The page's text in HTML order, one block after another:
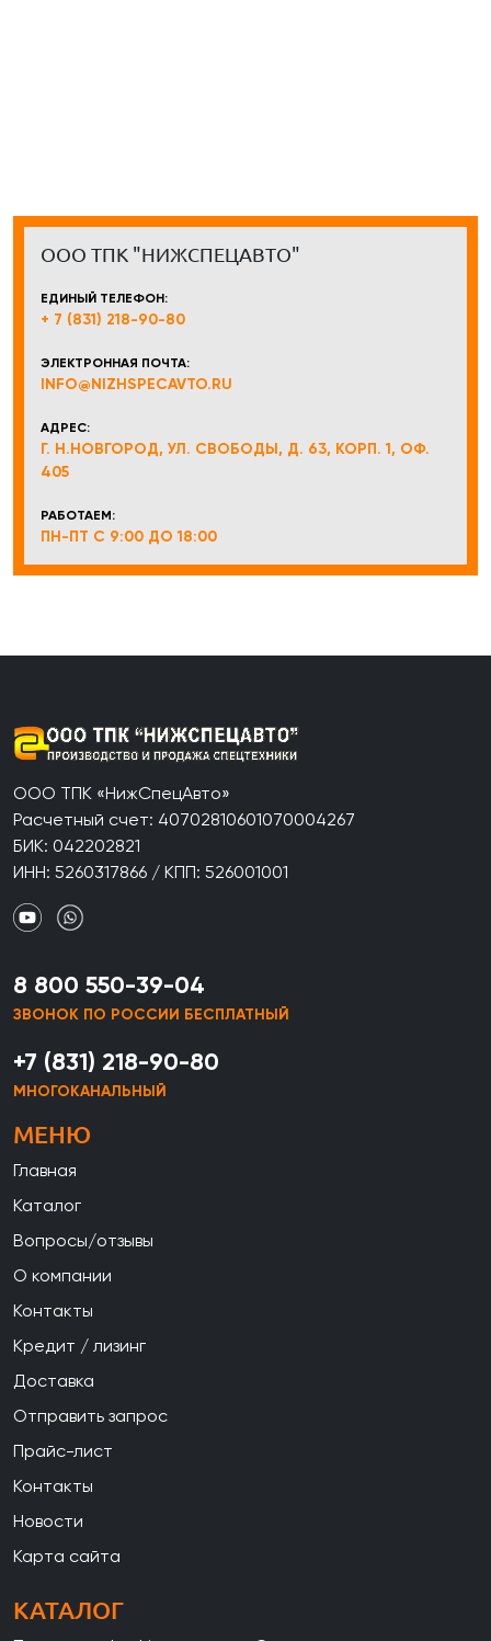
ООО ТПК "НИЖСПЕЦАВТО"
ЕДИНЫЙ ТЕЛЕФОН:
+ 7 (831) 218-90-80
ЭЛЕКТРОННАЯ ПОЧТА:
INFO@NIZHSPECAVTO.RU
АДРЕС:
Г. Н.НОВГОРОД, УЛ. СВОБОДЫ, Д. 63, КОРП. 1, ОФ.
405
РАБОТАЕМ:
ПН-ПТ С 9:00 ДО 18:00
ООО ТПК «НижСпецАвто»
Расчетный счет: 40702810601070004267
БИК: 042202821
ИНН: 5260317866 / КПП: 526001001
8 800 550-39-04
ЗВОНОК ПО РОССИИ БЕСПЛАТНЫЙ
+7 (831) 218-90-80
МНОГОКАНАЛЬНЫЙ
МЕНЮ
Главная
Каталог
Вопросы/отзывы
О компании
Контакты
Кредит / лизинг
Доставка
Отправить запрос
Прайс-лист
Контакты
Новости
Карта сайта
КАТАЛОГ